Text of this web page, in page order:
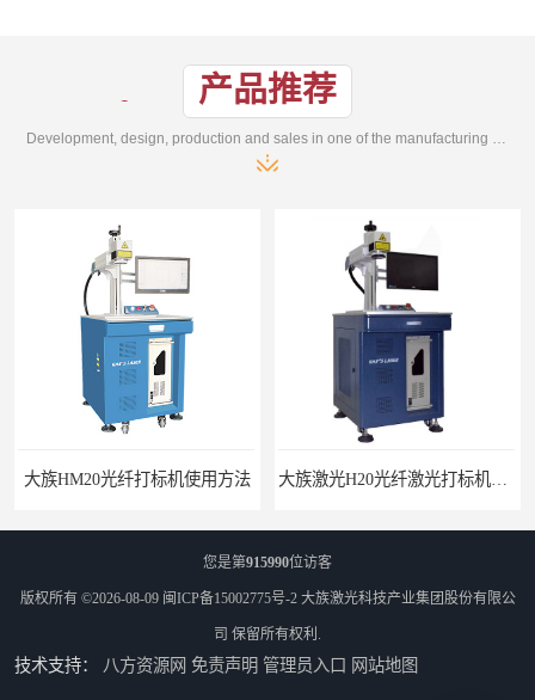
产品推荐
Development, design, production and sales in one of the manufacturing enterprises
大族HM20光纤打标机使用方法 大族激光H20光纤激光打标机价格
您是第915990位访客
版权所有 ©2026-08-09 闽ICP备15002775号-2 大族激光科技产业集团股份有限公
司 保留所有权利.
技术支持： 八方资源网 免责声明 管理员入口 网站地图